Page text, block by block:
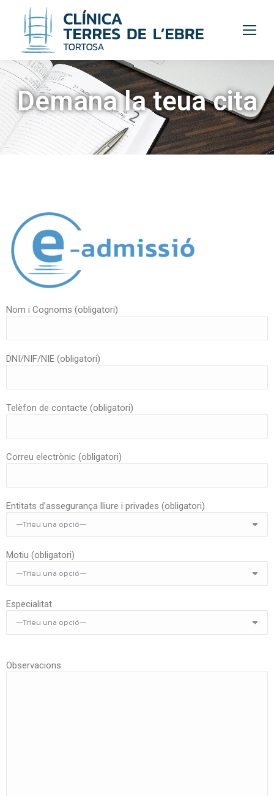
Demana la teua cita
Nom i Cognoms (obligatori)
DNI/NIF/NIE (obligatori)
Telèfon de contacte (obligatori)
Correu electrònic (obligatori)
Entitats d’assegurança lliure i privades (obligatori)
Motiu (obligatori)
Especialitat
Observacions